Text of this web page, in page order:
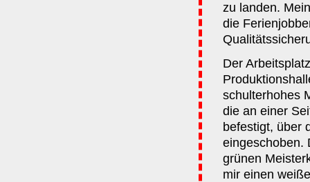
zu landen.
die
Der
schulterhohes
die an einer
befestigt, über
eingeschoben.
grünen
mir einen